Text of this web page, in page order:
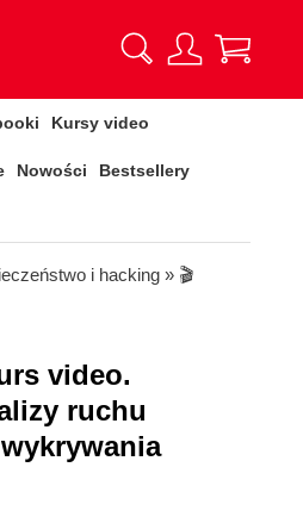
Kursy video
Nowości Bestsellery
i hacking » 🎬
video.
ruchu